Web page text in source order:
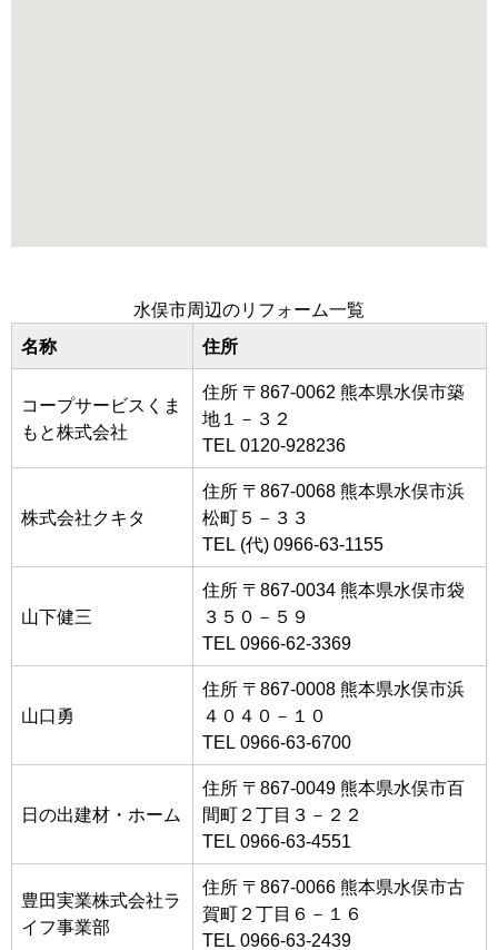
水俣市周辺のリフォーム一覧
名称 住所
コープサービスくま
もと株式会社
住所 〒867-0062 熊本県水俣市築
地１－３２
TEL 0120-928236
株式会社クキタ
住所 〒867-0068 熊本県水俣市浜
松町５－３３
TEL (代) 0966-63-1155
山下健三
住所 〒867-0034 熊本県水俣市袋
３５０－５９
TEL 0966-62-3369
山口勇
住所 〒867-0008 熊本県水俣市浜
４０４０－１０
TEL 0966-63-6700
日の出建材・ホーム
住所 〒867-0049 熊本県水俣市百
間町２丁目３－２２
TEL 0966-63-4551
豊田実業株式会社ラ
イフ事業部
住所 〒867-0066 熊本県水俣市古
賀町２丁目６－１６
TEL 0966-63-2439